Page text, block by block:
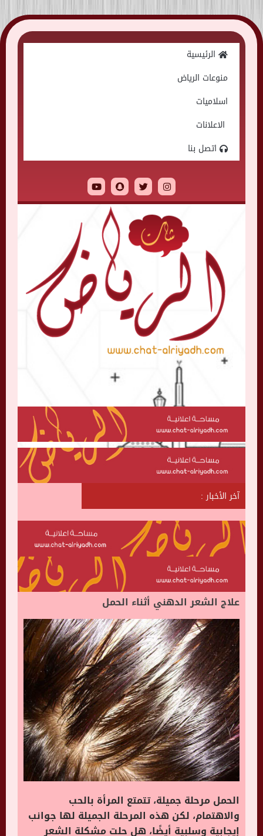
Skip
to
الرئيسية
منوعات الرياض
اسلاميات
الاعلانات
اتصل بنا
آخر الأخبار :
علاج الشعر الدهني أثناء الحمل
الحمل مرحلة جميلة، تتمتع المرأة بالحب
والاهتمام، لكن هذه المرحلة الجميلة لها جوانب
إيجابية وسلبية أيضًا، هل حلت مشكلة الشعر